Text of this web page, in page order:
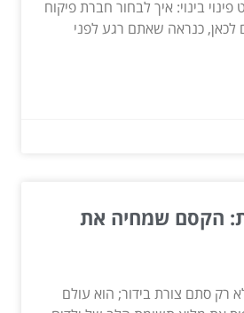
בינוי: איך לבחור חברת פיקוח
כנראה שאתם רגע לפני
הקסם שמחיה את
רק סתם צורת בידור; הוא עולם